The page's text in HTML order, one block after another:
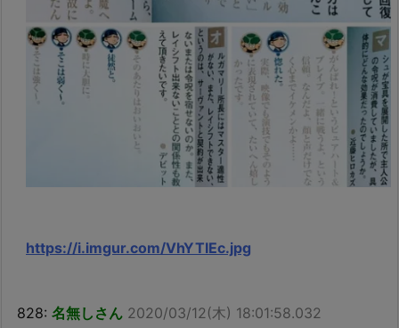
https://i.imgur.com/VhYTIEc.jpg
828: 名無しさん 2020/03/12(木) 18:01:58.032